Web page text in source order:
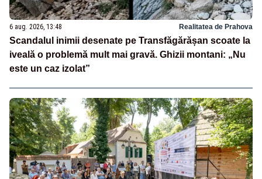
6 aug. 2026, 13:48 Realitatea de Prahova
Scandalul inimii desenate pe Transfăgărășan scoate la
iveală o problemă mult mai gravă. Ghizii montani: „Nu
este un caz izolat”